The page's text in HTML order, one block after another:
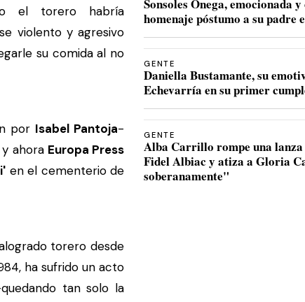
el torero habría
violento y agresivo
su comida al no
por Isabel Pantoja-
ahora Europa Press
en el cementerio de
torero desde
ha sufrido un acto
tan solo la
Sonsoles Ónega, emocionada
homenaje póstumo a su padre
GENTE
Daniella Bustamante, su
Echevarría en su primer
GENTE
Alba Carrillo rompe una
Fidel Albiac y atiza a Gloria
soberanamente"